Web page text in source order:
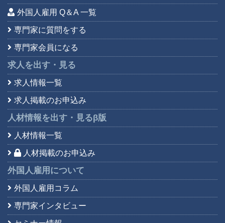
外国人雇用 Q＆A 一覧
専門家に質問をする
専門家会員になる
求人を出す・見る
求人情報一覧
求人掲載のお申込み
人材情報を出す・見るβ版
人材情報一覧
人材掲載のお申込み
外国人雇用について
外国人雇用コラム
専門家インタビュー